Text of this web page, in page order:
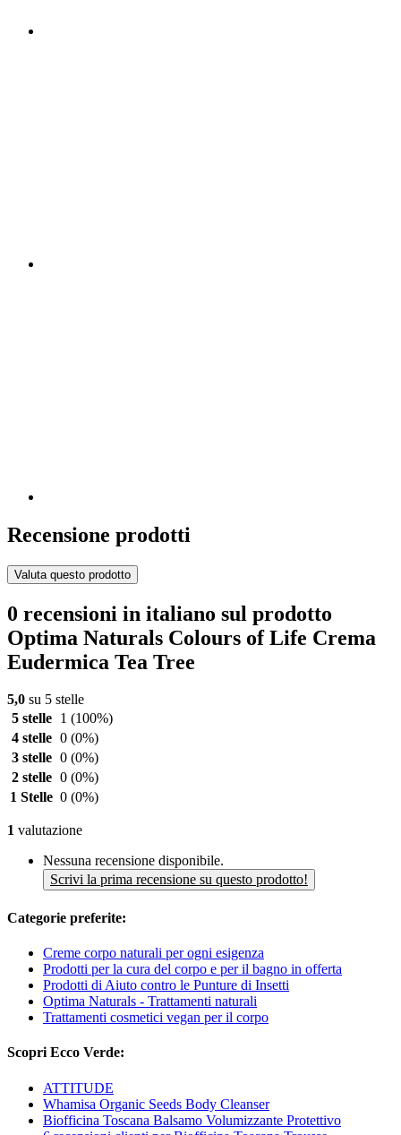
Recensione prodotti
Valuta questo prodotto
0 recensioni in italiano sul prodotto
Optima Naturals Colours of Life Crema
Eudermica Tea Tree
5,0 su 5 stelle
5 stelle
1 (100%)
4 stelle 0 (0%)
3 stelle 0 (0%)
2 stelle 0 (0%)
1 Stelle 0 (0%)
1 valutazione
Nessuna recensione disponibile.
Scrivi la prima recensione su questo prodotto!
Categorie preferite:
Creme corpo naturali per ogni esigenza
Prodotti per la cura del corpo e per il bagno in offerta
Prodotti di Aiuto contro le Punture di Insetti
Optima Naturals - Trattamenti naturali
Trattamenti cosmetici vegan per il corpo
Scopri Ecco Verde:
ATTITUDE
Whamisa Organic Seeds Body Cleanser
Biofficina Toscana Balsamo Volumizzante Protettivo